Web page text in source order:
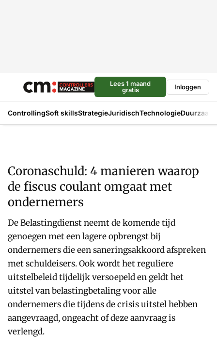
Lees 1 maand
gratis
Inloggen
ControllingSoft skillsStrategieJuridischTechnologie
Coronaschuld: 4 manieren waarop
de fiscus coulant omgaat met
ondernemers
De Belastingdienst neemt de komende tijd
genoegen met een lagere opbrengst bij
ondernemers die een saneringsakkoord afspreken
met schuldeisers. Ook wordt het reguliere
uitstelbeleid tijdelijk versoepeld en geldt het
uitstel van belastingbetaling voor alle
ondernemers die tijdens de crisis uitstel hebben
aangevraagd, ongeacht of deze aanvraag is
verlengd.